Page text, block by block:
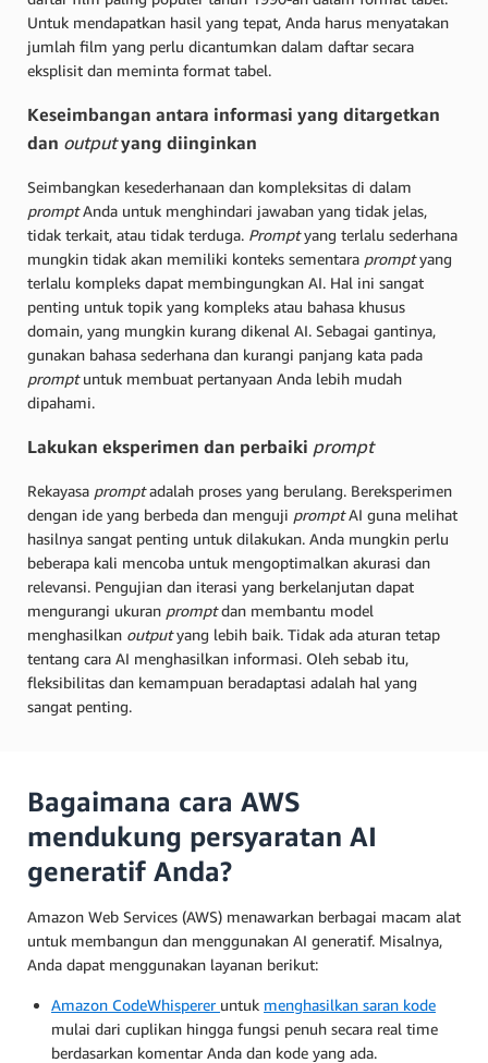
Untuk mendapatkan hasil yang tepat, Anda harus menyatakan
jumlah film yang perlu dicantumkan dalam daftar secara
eksplisit dan meminta format tabel.
Keseimbangan antara informasi yang ditargetkan
dan outputyang diinginkan
Seimbangkan kesederhanaan dan kompleksitas di dalam
promptAnda untuk menghindari jawaban yang tidak jelas,
tidak terkait, atau tidak terduga. Promptyang terlalu sederhana
mungkin tidak akan memiliki konteks sementara promptyang
terlalu kompleks dapat membingungkan AI. Hal ini sangat
penting untuk topik yang kompleks atau bahasa khusus
domain, yang mungkin kurang dikenal AI. Sebagai gantinya,
gunakan bahasa sederhana dan kurangi panjang kata pada
promptuntuk membuat pertanyaan Anda lebih mudah
dipahami.
Lakukan eksperimen dan perbaiki prompt
Rekayasa promptadalah proses yang berulang. Bereksperimen
dengan ide yang berbeda dan menguji promptAI guna melihat
hasilnya sangat penting untuk dilakukan. Anda mungkin perlu
beberapa kali mencoba untuk mengoptimalkan akurasi dan
relevansi. Pengujian dan iterasi yang berkelanjutan dapat
mengurangi ukuran promptdan membantu model
menghasilkan outputyang lebih baik. Tidak ada aturan tetap
tentang cara AI menghasilkan informasi. Oleh sebab itu,
fleksibilitas dan kemampuan beradaptasi adalah hal yang
sangat penting.
Bagaimana cara AWS
mendukung persyaratan AI
generatif Anda?
Amazon Web Services (AWS) menawarkan berbagai macam alat
untuk membangun dan menggunakan AI generatif. Misalnya,
Anda dapat menggunakan layanan berikut:
Amazon CodeWhisperer untuk menghasilkan saran kode
mulai dari cuplikan hingga fungsi penuh secara real time
berdasarkan komentar Anda dan kode yang ada.